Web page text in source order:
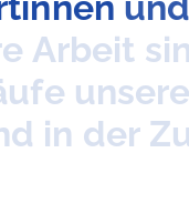
Arbeit
in der